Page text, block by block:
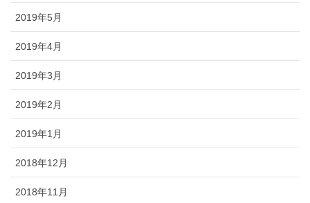
2019年5月
2019年4月
2019年3月
2019年2月
2019年1月
2018年12月
2018年11月